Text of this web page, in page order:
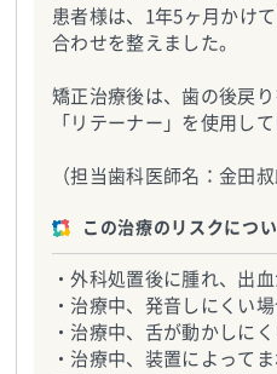
患者様は、1年5ヶ月かけ
合わせを整えました。
矯正治療後は、歯の後戻
「リテーナー」を使用し
（担当歯科医師名：金田叔
この治療のリスクにつ
・外科処置後に腫れ、出
・治療中、発音しにくい
・治療中、舌が動かしに
・治療中、装置によって